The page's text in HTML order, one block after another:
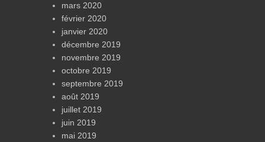
mars 2020
février 2020
janvier 2020
décembre 2019
novembre 2019
octobre 2019
septembre 2019
août 2019
juillet 2019
juin 2019
mai 2019